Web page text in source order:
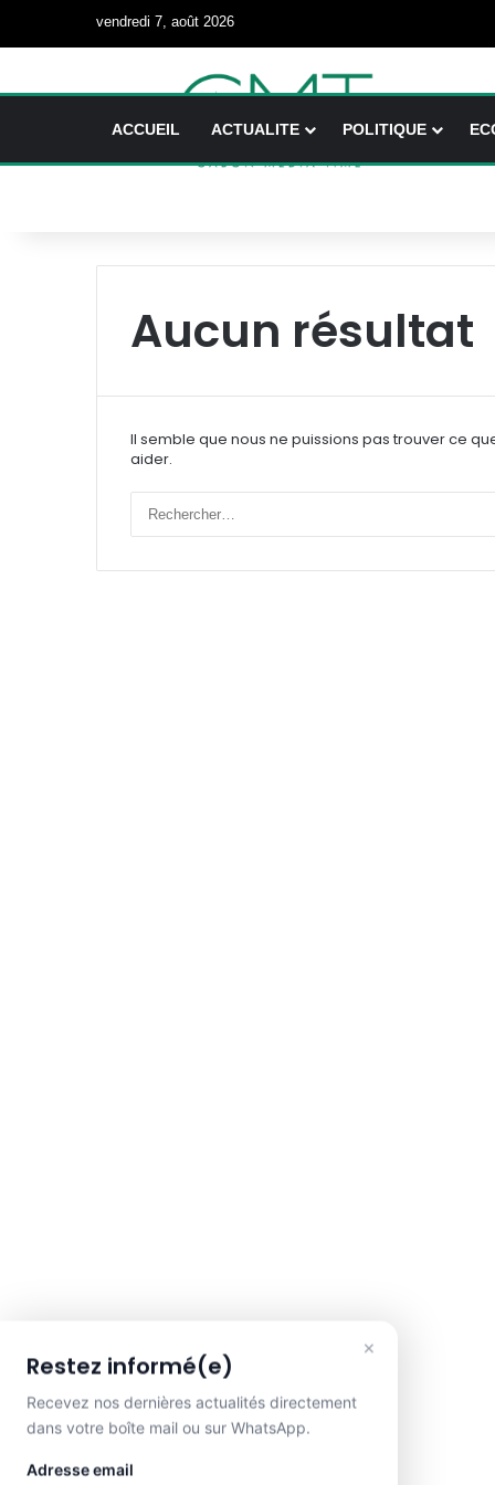
vendredi 7, août 2026
ACCUEIL ACTUALITE POLITIQUE
Aucun résultat
Il semble que nous ne puissions pas trouver ce
aider.
×
Restez informé(e)
Recevez nos dernières actualités directement
dans votre boîte mail ou sur WhatsApp.
Adresse email